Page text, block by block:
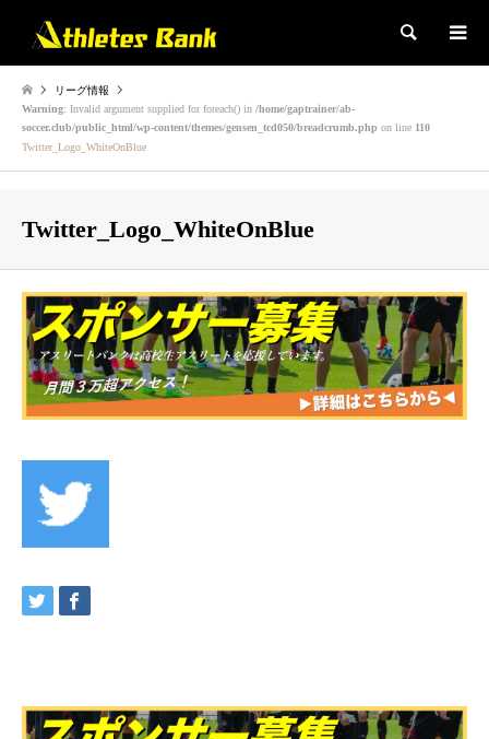
検索
リーグ情報
Warning: Invalid argument supplied for foreach() in /home/gaptrainer/ab-
soccer.club/public_html/wp-content/themes/gensen_tcd050/breadcrumb.php on line 110
Twitter_Logo_WhiteOnBlue
Twitter_Logo_WhiteOnBlue